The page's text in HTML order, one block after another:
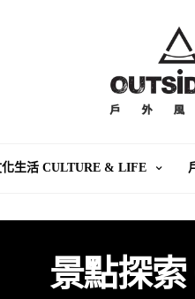
化生活 CULTURE & LIFE
景點探